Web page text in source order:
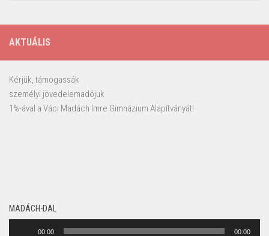
AKTUÁLIS
Kérjük, támogassák
személyi jövedelemadójuk
1%-ával a Váci Madách Imre Gimnázium Alapítványát!
MADÁCH-DAL
00:00 00:00